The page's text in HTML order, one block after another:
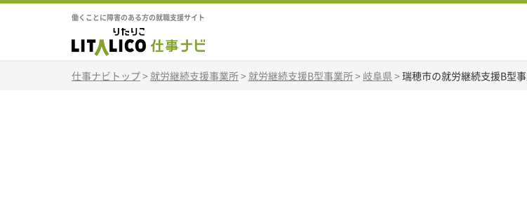
働くことに障害のある方の就職支援サイト
仕事ナビトップ> 就労継続支援事業所> 就労継続支援B型事業所> 岐阜県 > 瑞穂市の就労継続支援B型